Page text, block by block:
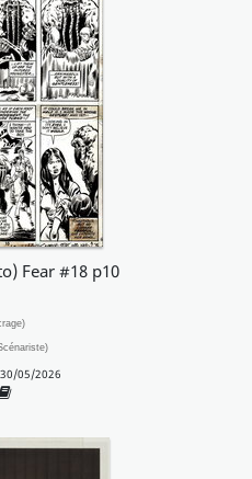
Fear #18 p10
05/2026